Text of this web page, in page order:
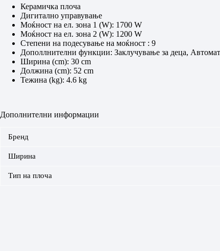
Керамичка плоча
Дигитално управување
Моќност на ел. зона 1 (W): 1700 W
Моќност на ел. зона 2 (W): 1200 W
Степени на подесување на моќност : 9
Дополлнителни функции: Заклучување за деца,
Ширина (cm): 30 cm
Должина (cm): 52 cm
Тежина (kg): 4.6 kg
Дополнителни информации
Бренд
Ширина
Тип на плоча